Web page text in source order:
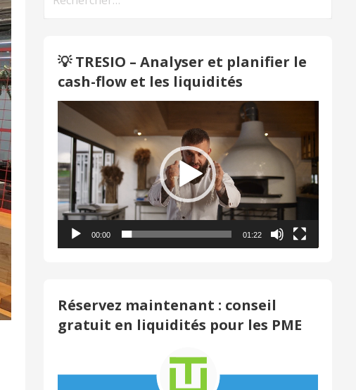
💡 TRESIO – Analyser et planifier le
cash-flow et les liquidités
Video
Player
00:00 01:22
Réservez maintenant : conseil
gratuit en liquidités pour les PME